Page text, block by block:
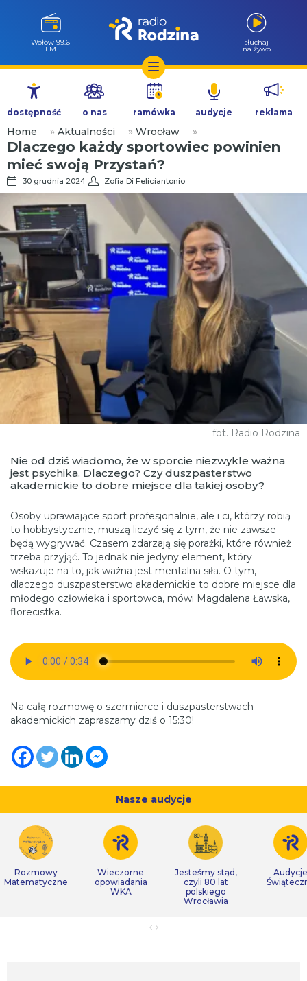
Przejdź
treści
Wołów 99.6
FM
słuchaj
na żywo
dostępność o nas ramówka audycje reklama
Home » Aktualności » Wrocław »
Dlaczego każdy sportowiec powinien
mieć swoją Przystań?
30 grudnia 2024 Zofia Di Feliciantonio
fot. Radio Rodzina
Nie od dziś wiadomo, że w sporcie niezwykle ważna
jest psychika. Dlaczego? Czy duszpasterstwo
akademickie to dobre miejsce dla takiej osoby?
Osoby uprawiające sport profesjonalnie, ale i ci, którzy robią
to hobbystycznie, muszą liczyć się z tym, że nie zawsze
będą wygrywać. Czasem zdarzają się porażki, które również
trzeba przyjąć. To jednak nie jedyny element, który
wskazuje na to, jak ważna jest mentalna siła. O tym,
dlaczego duszpasterstwo akademickie to dobre miejsce dla
młodego człowieka i sportowca, mówi Magdalena Ławska,
florecistka.
Na całą rozmowę o szermierce i duszpasterstwach
akademickich zapraszamy dziś o 15:30!
Nasze audycje
Rozmowy
Matematyczne
Wieczorne
opowiadania
WKA
Jesteśmy stąd,
czyli 80 lat
polskiego
Wrocławia
Audycje